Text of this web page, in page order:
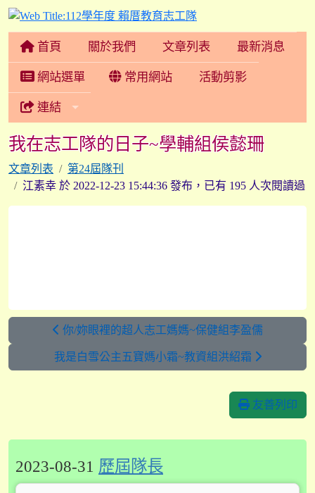
112學年度 賴厝教育志
首頁 關於我們 文章列表 最新消息
網站選單 常用網站 活動剪影
連結
我在志工隊的日子~學輔組侯懿珊
文章列表
第24屆隊刊
江素幸 於 2022-12-23 15:44:36 發布，已有 195 人次閱讀過
你/妳眼裡的超人志工媽媽~保健組李盈儒
我是白雪公主五寶媽小霜~教資組洪紹霜
友善列印
2023-08-31 歷屆隊長